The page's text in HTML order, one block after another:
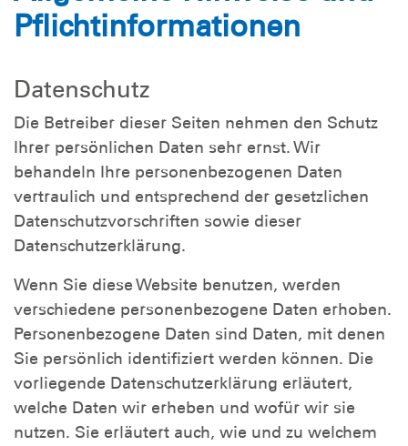
Pflichtinformationen
Datenschutz
Die Betreiber dieser Seiten nehmen den Schutz
Ihrer persönlichen Daten sehr ernst. Wir
behandeln Ihre personenbezogenen Daten
vertraulich und entsprechend der gesetzlichen
Datenschutzvorschriften sowie dieser
Datenschutzerklärung.
Wenn Sie diese Website benutzen, werden
verschiedene personenbezogene Daten erhoben.
Personenbezogene Daten sind Daten, mit denen
Sie persönlich identifiziert werden können. Die
vorliegende Datenschutzerklärung erläutert,
welche Daten wir erheben und wofür wir sie
nutzen. Sie erläutert auch, wie und zu welchem